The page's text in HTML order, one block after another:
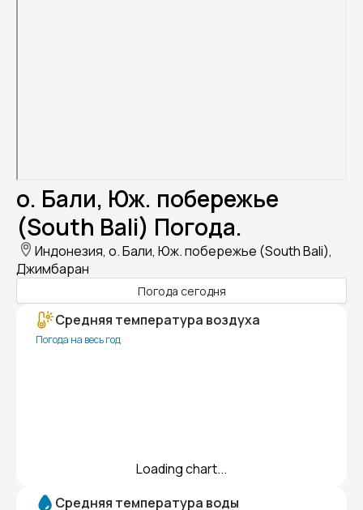
о. Бали, Юж. побережье
(South Bali) Погода.
Индонезия, о. Бали, Юж. побережье (South Bali),
Джимбаран
Погода сегодня
Средняя температура воздуха
Погода на весь год
Loading chart...
Средняя температура воды